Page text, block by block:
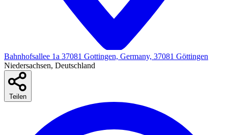
Bahnhofsallee 1a 37081 Gottingen, Germany, 37081 Göttingen
Niedersachsen, Deutschland
Teilen